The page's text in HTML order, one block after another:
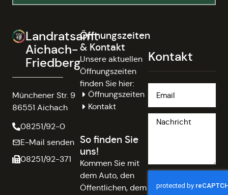
Landratsamt
Aichach-
Friedberg
Münchener Str. 9
86551 Aichach
08251/92-0
E-Mail senden
08251/92-371
Öffnungszeiten
& Kontakt
Unsere aktuellen
Öffnungszeiten
finden Sie hier:
Öffnungszeiten
Kontakt
So finden Sie
uns!
Kommen Sie mit
dem Auto, den
Öffentlichen, dem
Kontakt